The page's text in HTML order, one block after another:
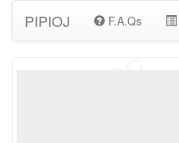
PIPIOJ F.A.Qs